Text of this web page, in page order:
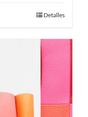
Detalles